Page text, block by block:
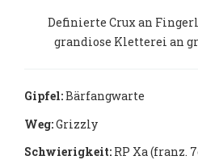
Definierte Crux an
grandiose Kletterei an
Gipfel:Bärfangwarte
Weg:Grizzly
Schwierigkeit: RP Xa (franz.